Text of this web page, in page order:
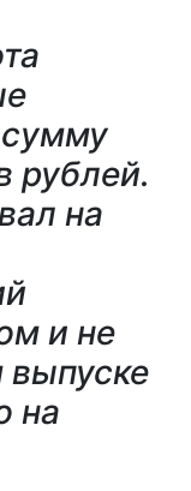
рублей.
на
и не
выпуске
на